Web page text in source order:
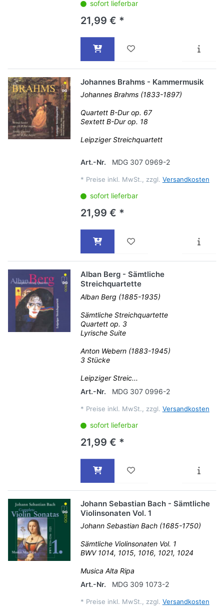
sofort lieferbar
21,99 € *
Johannes Brahms - Kammermusik
Johannes Brahms (1833-1897)
Quartett B-Dur op. 67
Sextett B-Dur op. 18
Leipziger Streichquartett
Art.-Nr. MDG 307 0969-2
* Preise inkl. MwSt., zzgl. Versandkosten
sofort lieferbar
21,99 € *
Alban Berg - Sämtliche
Streichquartette
Alban Berg (1885-1935)
Sämtliche Streichquartette
Quartett op. 3
Lyrische Suite
Anton Webern (1883-1945)
3 Stücke
Leipziger Streic...
Art.-Nr.
MDG 307 0996-2
* Preise inkl. MwSt., zzgl. Versandkosten
sofort lieferbar
21,99 € *
Johann Sebastian Bach - Sämtliche
Violinsonaten Vol. 1
Johann Sebastian Bach (1685-1750)
Sämtliche Violinsonaten Vol. 1
BWV 1014, 1015, 1016, 1021, 1024
Musica Alta Ripa
Art.-Nr.
MDG 309 1073-2
* Preise inkl. MwSt., zzgl. Versandkosten